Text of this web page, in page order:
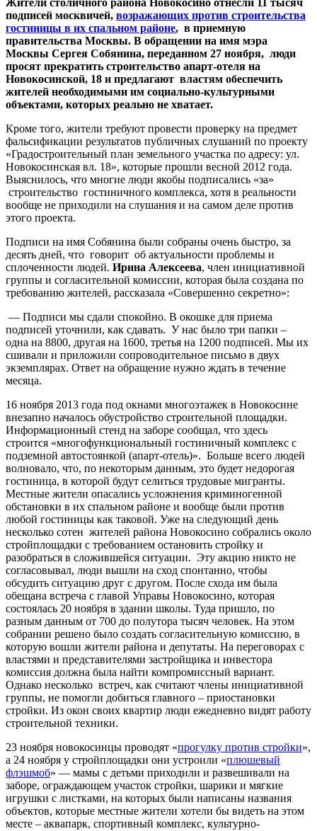
подписей москвичей, возражающих против строительства
гостиницы в их спальном районе, в приемную
правительства Москвы. В обращении на имя мэра
Москвы Сергея Собянина, переданном 27 ноября, люди
просят прекратить строительство апарт-отеля на
Новокосинской, 18 и предлагают властям обеспечить
жителей необходимыми им социально-культурными
объектами, которых реально не хватает.
Кроме того, жители требуют провести проверку на предмет
фальсификации результатов публичных слушаний по проекту
«Градостроительный план земельного участка по адресу: ул.
Новокосинская вл. 18», которые прошли весной 2012 года.
Выяснилось, что многие люди якобы подписались «за»
строительство гостиничного комплекса, хотя в реальности
вообще не приходили на слушания и на самом деле против
этого проекта.
Подписи на имя Собянина были собраны очень быстро, за
десять дней, что говорит об актуальности проблемы и
сплоченности людей. Ирина Алексеева, член инициативной
группы и согласительной комиссии, которая была создана по
требованию жителей, рассказала «Совершенно секретно»:
— Подписи мы сдали спокойно. В окошке для приема
подписей уточнили, как сдавать. У нас было три папки –
одна на 8800, другая на 1600, третья на 1200 подписей. Мы их
сшивали и приложили сопроводительное письмо в двух
экземплярах. Ответ на обращение нужно ждать в течение
месяца.
16 ноября 2013 года под окнами многоэтажек в Новокосине
внезапно началось обустройство строительной площадки.
Информационный стенд на заборе сообщал, что здесь
строится «многофункциональный гостиничный комплекс с
подземной автостоянкой (апарт-отель)». Больше всего людей
волновало, что, по некоторым данным, это будет недорогая
гостиница, в которой будут селиться трудовые мигранты.
Местные жители опасались усложнения криминогенной
обстановки в их спальном районе и вообще были против
любой гостиницы как таковой. Уже на следующий день
несколько сотен жителей района Новокосино собрались около
стройплощадки с требованием остановить стройку и
разобраться в сложившейся ситуации. Эту акцию никто не
согласовывал, люди вышли на сход спонтанно, чтобы
обсудить ситуацию друг с другом. После схода им была
обещана встреча с главой Управы Новокосино, которая
состоялась 20 ноября в здании школы. Туда пришло, по
разным данным от 700 до полутора тысяч человек. На этом
собрании решено было создать согласительную комиссию, в
которую вошли жители района и депутаты. На переговорах с
властями и представителями застройщика и инвестора
комиссия должна была найти компромиссный вариант.
Однако несколько встреч, как считают члены инициативной
группы, не помогли добиться главного – приостановки
стройки. Из окон своих квартир люди ежедневно видят работу
строительной техники.
23 ноября новокосинцы проводят «прогулку против стройки»,
а 24 ноября у стройплощадки они устроили «плюшевый
флэшмоб» — мамы с детьми приходили и развешивали на
заборе, ограждающем участок стройки, шарики и мягкие
игрушки с листками, на которых были написаны названия
объектов, которые местные жители хотели бы видеть на этом
месте – аквапарк, спортивный комплекс, культурно-